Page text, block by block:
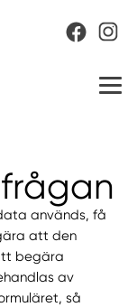
används, få
att den
begära
av
så